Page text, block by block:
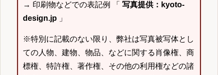
→ 印刷物などでの表記例 「 写真提供：kyoto-
design.jp 」
※特別に記載のない限り、弊社は写真被写体とし
ての人物、建物、物品、などに関する肖像権、商
標権、特許権、著作権、その他の利用権などの諸